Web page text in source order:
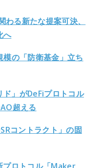
る新たな提案可決、
へ
の「防衛基金」立ち
ド」がDeFiプロトコル
超える
コントラクト」の固